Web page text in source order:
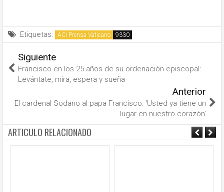
Etiquetas: ACI Prensa Vaticano
Siguiente
Francisco en los 25 años de su ordenación episcopal:
Levántate, mira, espera y sueña
Anterior
El cardenal Sodano al papa Francisco: ‘Usted ya tiene un
lugar en nuestro corazón’
ARTICULO RELACIONADO